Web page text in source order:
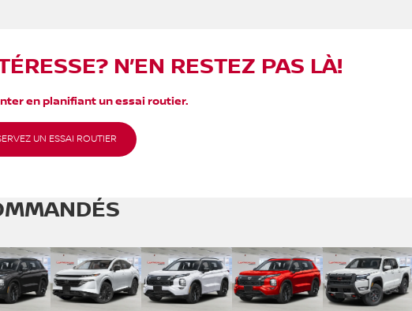
N’EN RESTEZ PAS LÀ!
en planifiant un essai routier.
UN ESSAI ROUTIER